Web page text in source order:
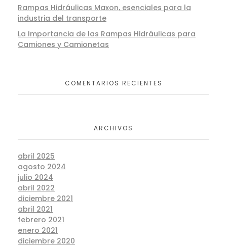
Rampas Hidráulicas Maxon, esenciales para la
industria del transporte
La Importancia de las Rampas Hidráulicas para
Camiones y Camionetas
COMENTARIOS RECIENTES
ARCHIVOS
abril 2025
agosto 2024
julio 2024
abril 2022
diciembre 2021
abril 2021
febrero 2021
enero 2021
diciembre 2020